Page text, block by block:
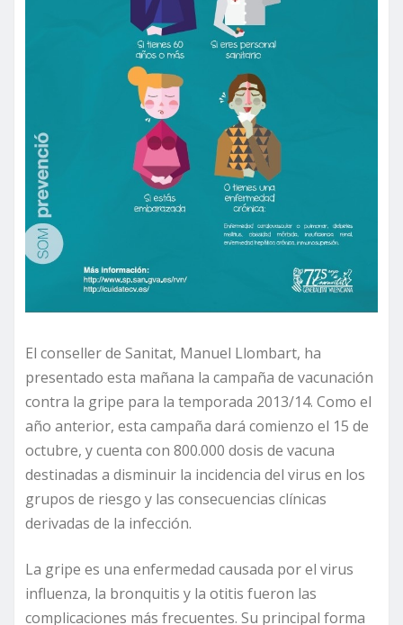
El conseller de Sanitat, Manuel Llombart, ha
presentado esta mañana la campaña de vacunación
contra la gripe para la temporada 2013/14. Como el
año anterior, esta campaña dará comienzo el 15 de
octubre, y cuenta con 800.000 dosis de vacuna
destinadas a disminuir la incidencia del virus en los
grupos de riesgo y las consecuencias clínicas
derivadas de la infección.
La gripe es una enfermedad causada por el virus
influenza, la bronquitis y la otitis fueron las
complicaciones más frecuentes. Su principal forma